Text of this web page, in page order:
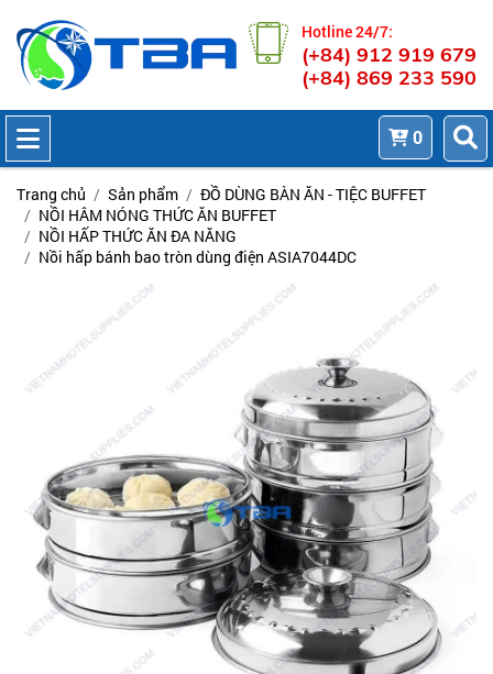
Hotline 24/7:
(+84) 912 919 679
(+84) 869 233 590
0
Trang chủ Sản phẩm
ĐỒ DÙNG BÀN ĂN - TIỆC BUFFET
NỒI HÂM NÓNG THỨC ĂN BUFFET
NỒI HẤP THỨC ĂN ĐA NĂNG
Nồi hấp bánh bao tròn dùng điện ASIA7044DC